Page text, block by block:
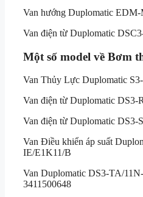
Van hướng Duplomatic EDM-
Van điện từ Duplomatic
Một số model về Bơm
Van Thủy Lực Duplomatic
Van điện từ Duplomatic DS3-
Van điện từ Duplomatic DS3-
Van Điều khiển áp suất
IE/E1K11/B
Van Duplomatic DS3-TA/
3411500648